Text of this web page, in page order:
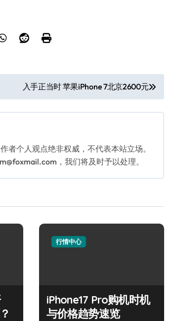
入手正当时 苹果iPhone 7北京2600元
者个人观点绝非权威，不代表本站立场。
，我们将及时予以处理。
行情中心
iPhone17 Pro购机时机
与价格趋势速览